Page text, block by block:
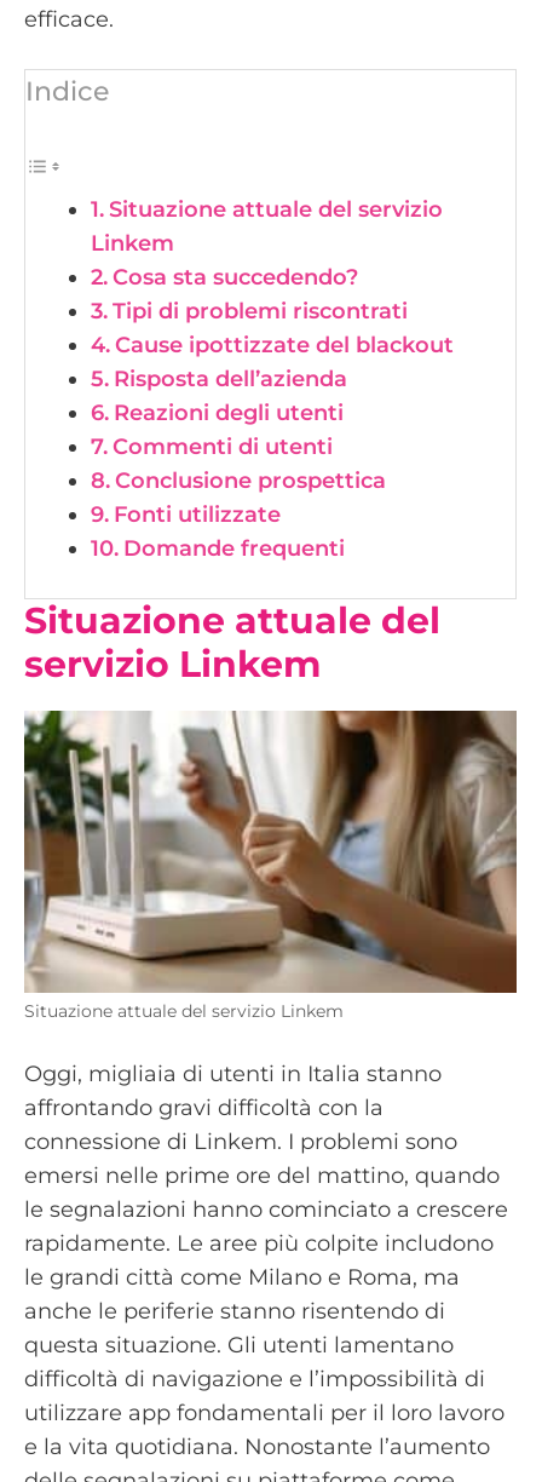
efficace.
Indice
Situazione attuale del servizio
Linkem
Cosa sta succedendo?
Tipi di problemi riscontrati
Cause ipottizzate del blackout
Risposta dell’azienda
Reazioni degli utenti
Commenti di utenti
Conclusione prospettica
Fonti utilizzate
Domande frequenti
Situazione attuale del
servizio Linkem
Situazione attuale del servizio Linkem
Oggi, migliaia di utenti in Italia stanno
affrontando gravi difficoltà con la
connessione di Linkem. I problemi sono
emersi nelle prime ore del mattino, quando
le segnalazioni hanno cominciato a crescere
rapidamente. Le aree più colpite includono
le grandi città come Milano e Roma, ma
anche le periferie stanno risentendo di
questa situazione. Gli utenti lamentano
difficoltà di navigazione e l’impossibilità di
utilizzare app fondamentali per il loro lavoro
e la vita quotidiana. Nonostante l’aumento